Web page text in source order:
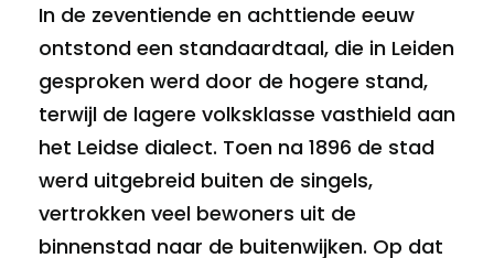
In de zeventiende en achttiende eeuw
ontstond een standaardtaal, die in Leiden
gesproken werd door de hogere stand,
terwijl de lagere volksklasse vasthield aan
het Leidse dialect. Toen na 1896 de stad
werd uitgebreid buiten de singels,
vertrokken veel bewoners uit de
binnenstad naar de buitenwijken. Op dat